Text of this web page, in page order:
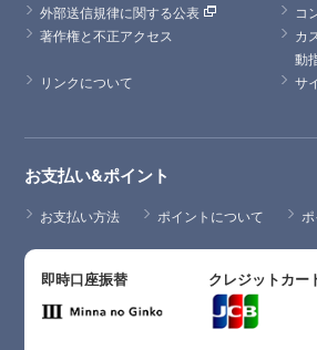
外部送信規律に関する公表
コ
著作権と不正アクセス
カ
動
リンクについて
サ
お支払い&ポイント
お支払い方法 ポイントについて
即時口座振替 クレジットカー